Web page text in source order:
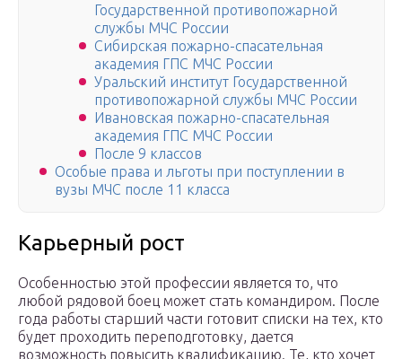
Государственной противопожарной
службы МЧС России
Сибирская пожарно-спасательная
академия ГПС МЧС России
Уральский институт Государственной
противопожарной службы МЧС России
Ивановская пожарно-спасательная
академия ГПС МЧС России
После 9 классов
Особые права и льготы при поступлении в
вузы МЧС после 11 класса
Карьерный рост
Особенностью этой профессии является то, что
любой рядовой боец может стать командиром. После
года работы старший части готовит списки на тех, кто
будет проходить переподготовку, дается
возможность повысить квалификацию. Те, кто хочет